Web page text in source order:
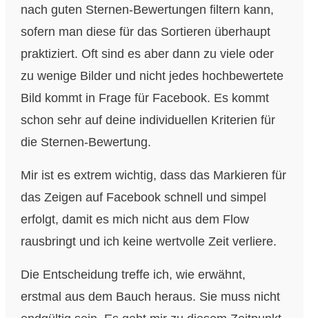
nach guten Sternen-Bewertungen filtern kann,
sofern man diese für das Sortieren überhaupt
praktiziert. Oft sind es aber dann zu viele oder
zu wenige Bilder und nicht jedes hochbewertete
Bild kommt in Frage für Facebook. Es kommt
schon sehr auf deine individuellen Kriterien für
die Sternen-Bewertung.
Mir ist es extrem wichtig, dass das Markieren für
das Zeigen auf Facebook schnell und simpel
erfolgt, damit es mich nicht aus dem Flow
rausbringt und ich keine wertvolle Zeit verliere.
Die Entscheidung treffe ich, wie erwähnt,
erstmal aus dem Bauch heraus. Sie muss nicht